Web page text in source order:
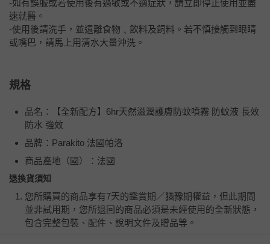
-如有誤服或若使用後有過敏或不適症狀，請立即停止使用並盡
速就醫。
-使用後請洗手，並遠離食物﹑飲料及飼料。若不慎接觸到眼睛
或嘴巴，請馬上用清水大量沖洗。
規格
品名：【全新配方】6hr天然滋潤護膚防蚊噴霧 防蚊液 長效
防水 強效
品牌：Parakito 法國帕洛
商品產地（國）：法國
退換貨須知
您所購買的商品享有7天的鑑賞期／猶豫期權益，但此期間
並非試用期，您所退回的商品必須是未經使用的全新狀態，
包含完整包裝、配件、說明文件及贈品等。